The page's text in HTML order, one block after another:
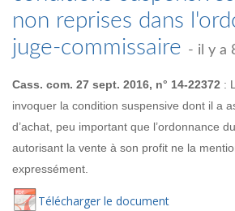
non reprises dans
juge-commissaire - il y a
Cass. com. 27 sept. 2016, n° 14-22372 :
invoquer la condition suspensive dont il a
d’achat, peu important que l’ordonnance
autorisant la vente à son profit ne la
expressément.
Télécharger le document